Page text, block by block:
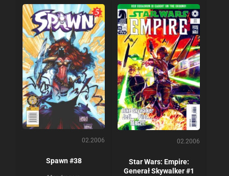
02.2006
Spawn #38
02.2006
Star Wars: Empire:
Generał Skywalker #1